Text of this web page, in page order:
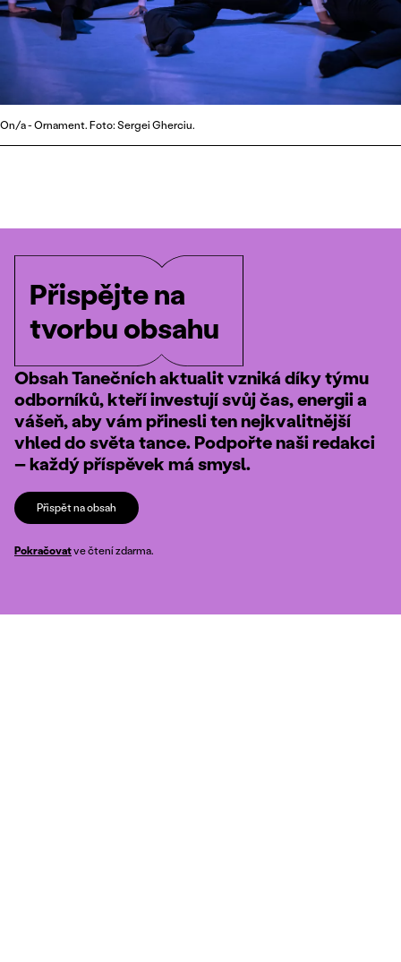
On/a - Ornament. Foto: Sergei Gherciu.
Přispějte na
tvorbu obsahu
Obsah Tanečních aktualit vzniká díky týmu
odborníků, kteří investují svůj čas, energii a
vášeň, aby vám přinesli ten nejkvalitnější
vhled do světa tance. Podpořte naši redakci
– každý příspěvek má smysl.
Přispět na obsah
Pokračovatve čtení zdarma.